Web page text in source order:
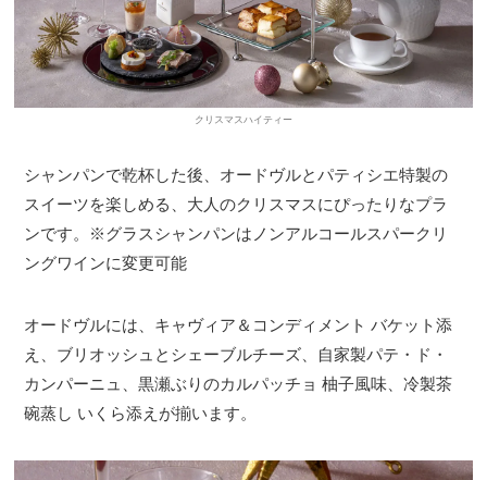
クリスマスハイティー
シャンパンで乾杯した後、オードヴルとパティシエ特製の
スイーツを楽しめる、大人のクリスマスにぴったりなプラ
ンです。※グラスシャンパンはノンアルコールスパークリ
ングワインに変更可能
オードヴルには、キャヴィア＆コンディメント バケット添
え、ブリオッシュとシェーブルチーズ、自家製パテ・ド・
カンパーニュ、黒瀬ぶりのカルパッチョ 柚子風味、冷製茶
碗蒸し いくら添えが揃います。